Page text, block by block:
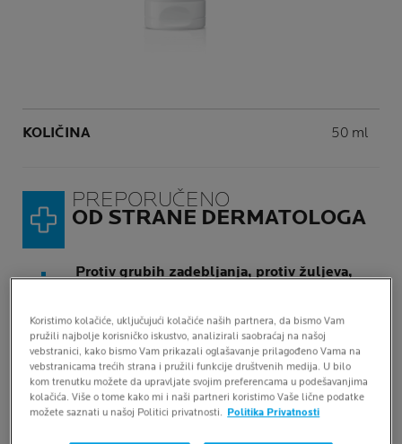
KOLIČINA Volume
50 ml
PREPORUČENO
OD STRANE DERMATOLOGA
Protiv grubih zadebljanja, protiv žuljeva,
Izrazito koncentrisana formulasa samo 14
sastojaka
Testirana na osetjivoj koži
Koristimo kolačiće, uključujući kolačiće naših partnera, da bismo Vam
pružili najbolje korisničko iskustvo, analizirali saobraćaj na našoj
vebstranici, kako bismo Vam prikazali oglašavanje prilagođeno Vama na
vebstranicama trećih strana i pružili funkcije društvenih medija. U bilo
kom trenutku možete da upravljate svojim preferencama u podešavanjima
kolačića. Više o tome kako mi i naši partneri koristimo Vaše lične podatke
možete saznati u našoj Politici privatnosti. Politika Privatnosti